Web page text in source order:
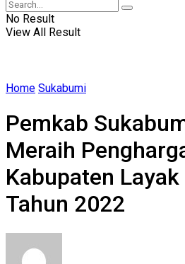
No Result
View All Result
Home Sukabumi
Pemkab
Meraih
Kabupaten
Tahun 2022